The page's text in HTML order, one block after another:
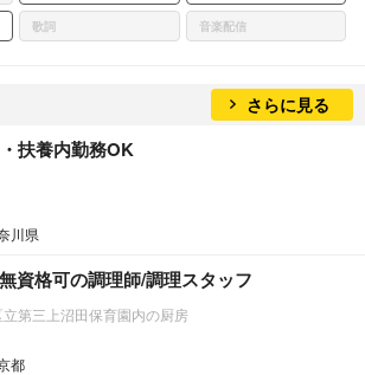
歌詞 音楽配信
さらに見る
扶養内勤務OK
川県
資格可の調理師/調理スタッフ
第三上沼田保育園内の厨房
都